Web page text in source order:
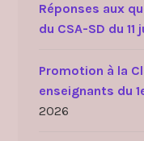
Réponses aux
du CSA-SD du 11
Promotion à la
enseignants du
2026